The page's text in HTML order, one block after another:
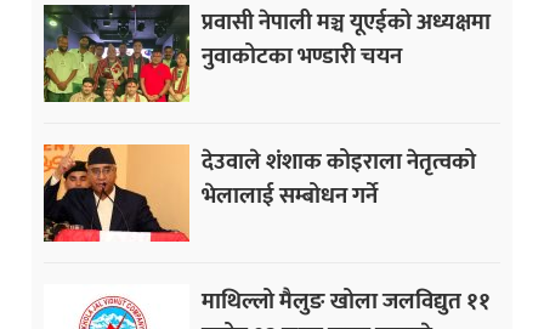
प्रवासी नेपाली मञ्च यूएईको अध्यक्षमा
नुवाकोटका भण्डारी चयन
देउवाले शंशाक कोइराला नेतृत्वको
भेलालाई सम्बोधन गर्ने
माथिल्लो मैलुङ खोला जलविद्युत ११